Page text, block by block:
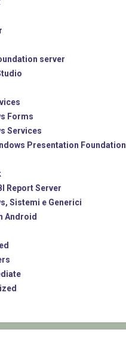
server
Forms
Services
Presentation Foundation
Report Server
Sistemi e Generici
Android